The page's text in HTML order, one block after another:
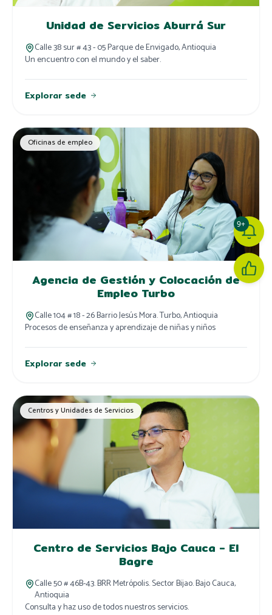
9+
Unidad de Servicios Aburrá Sur
Calle 38 sur # 43 - 05 Parque de Envigado, Antioquia
Un encuentro con el mundo y el saber.
Explorar sede
Oficinas de empleo
Agencia de Gestión y Colocación de
Empleo Turbo
Calle 104 # 18 - 26 Barrio Jesús Mora. Turbo, Antioquia
Procesos de enseñanza y aprendizaje de niñas y niños
Explorar sede
Centros y Unidades de Servicios
Centro de Servicios Bajo Cauca - El
Bagre
Calle 50 # 46B-43. BRR Metrópolis. Sector Bijao. Bajo Cauca,
Antioquia
Consulta y haz uso de todos nuestros servicios.